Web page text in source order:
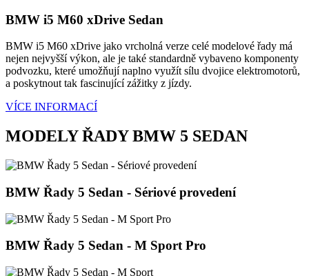
BMW i5 M60 xDrive Sedan
BMW i5 M60 xDrive jako vrcholná verze celé modelové řady má
nejen nejvyšší výkon, ale je také standardně vybaveno komponenty
podvozku, které umožňují naplno využít sílu dvojice elektromotorů,
a poskytnout tak fascinující zážitky z jízdy.
VÍCE INFORMACÍ
MODELY ŘADY BMW 5 SEDAN
BMW Řady 5 Sedan - Sériové provedení
BMW Řady 5 Sedan - M Sport Pro